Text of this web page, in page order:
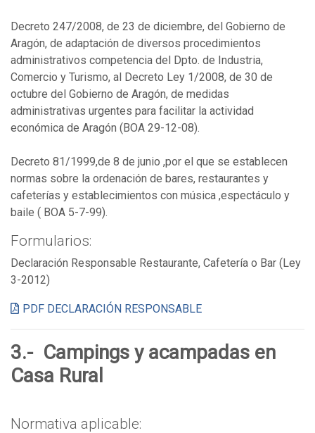
Decreto 247/2008, de 23 de diciembre, del Gobierno de
Aragón, de adaptación de diversos procedimientos
administrativos competencia del Dpto. de Industria,
Comercio y Turismo, al Decreto Ley 1/2008, de 30 de
octubre del Gobierno de Aragón, de medidas
administrativas urgentes para facilitar la actividad
económica de Aragón (BOA 29-12-08).
Decreto 81/1999,de 8 de junio ,por el que se establecen
normas sobre la ordenación de bares, restaurantes y
cafeterías y establecimientos con música ,espectáculo y
baile ( BOA 5-7-99).
Formularios:
Declaración Responsable Restaurante, Cafetería o Bar (Ley
3-2012)
PDF DECLARACIÓN RESPONSABLE
3.- Campings y acampadas en
Casa Rural
Normativa aplicable: